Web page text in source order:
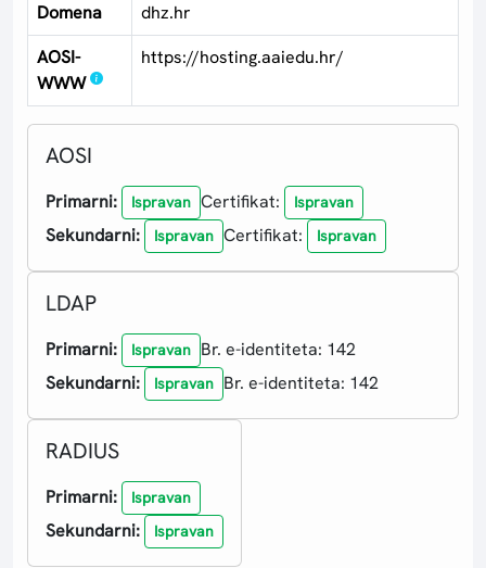
Domena
dhz.hr
AOSI-
WWW
https://hosting.aaiedu.hr/
AOSI
Primarni: Ispravan Certifikat: Ispravan
Sekundarni: Ispravan Certifikat: Ispravan
LDAP
Primarni: Ispravan Br. e-identiteta: 142
Sekundarni:
Ispravan Br. e-identiteta: 142
RADIUS
Primarni: Ispravan
Sekundarni: Ispravan